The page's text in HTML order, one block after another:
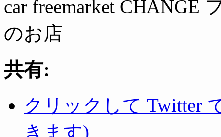
car freemarket CHANGE
のお店
共有:
クリックして Twitter
きます)